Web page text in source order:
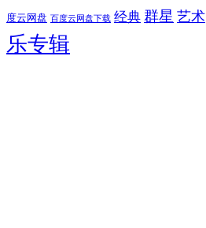
度云网盘 百度云网盘下载 经典 群星 艺术
乐专辑